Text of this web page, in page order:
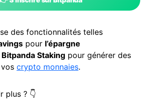
des fonctionnalités telles
pour l’épargne
Bitpanda Staking pour générer des
crypto monnaies.
plus ? 👇